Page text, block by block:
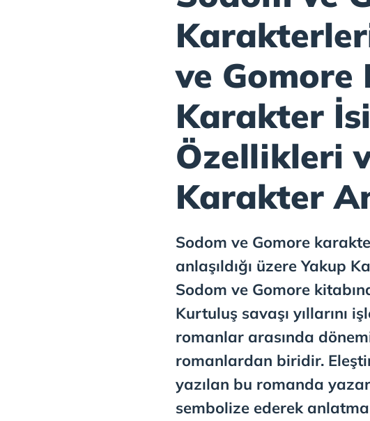
ve Gomore
Karakter
Özellikleri
Karakter
Sodom ve Gomore
anlaşıldığı üzere Yakup
Sodom ve Gomore
Kurtuluş savaşı yıllarını
romanlar arasında
romanlardan biridir.
yazılan bu romanda
sembolize ederek